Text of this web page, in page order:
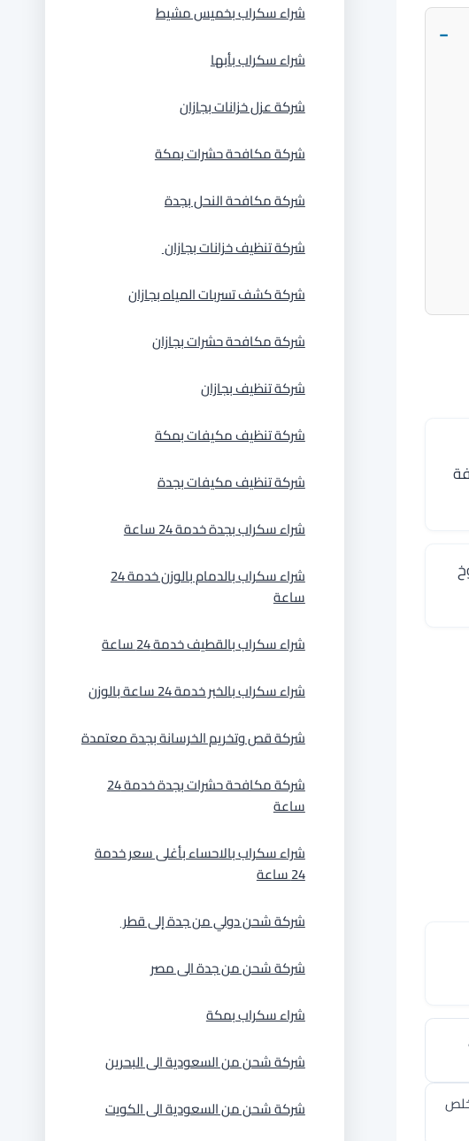
−
شراء سكراب بخميس مشيط
شراء سكراب بأبها
شركة عزل خزانات بجازان
شركة مكافحة حشرات بمكة
شركة مكافحة النحل بجدة
شركة تنظيف خزانات بجازان
شركة كشف تسربات المياه بجازان
شركة مكافحة حشرات بجازان
شركة تنظيف بجازان
شركة تنظيف مكيفات بمكة
شركة تنظيف مكيفات بجدة
شراء سكراب بجدة خدمة 24 ساعة
شراء سكراب بالدمام بالوزن خدمة 24
ساعة
شراء سكراب بالقطيف خدمة 24 ساعة
شراء سكراب بالخبر خدمة 24 ساعة بالوزن
شركة قص وتخريم الخرسانة بجدة معتمدة
شركة مكافحة حشرات بجدة خدمة 24
ساعة
شراء سكراب بالاحساء بأغلى سعر خدمة
24 ساعة
شركة شحن دولي من جدة إلى قطر
شركة شحن من جدة الى مصر
شراء سكراب بمكة
شركة شحن من السعودية الى البحرين
شركة شحن من السعودية الى الكويت